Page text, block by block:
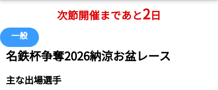
次節開催まであと2日
一般
名鉄杯争奪2026納涼お盆レース
主な出場選手